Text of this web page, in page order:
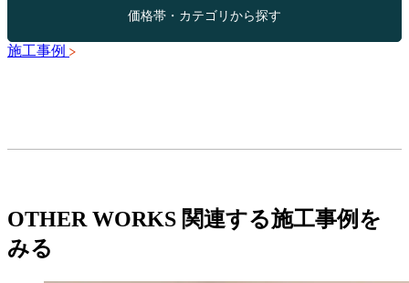
施工事例
価格帯・カテゴリから探す
OTHER WORKS 関連する施工事例を
みる